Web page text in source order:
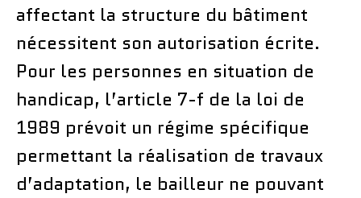
affectant la structure du bâtiment
nécessitent son autorisation écrite.
Pour les personnes en situation de
handicap, l’article 7-f de la loi de
1989 prévoit un régime spécifique
permettant la réalisation de travaux
d’adaptation, le bailleur ne pouvant